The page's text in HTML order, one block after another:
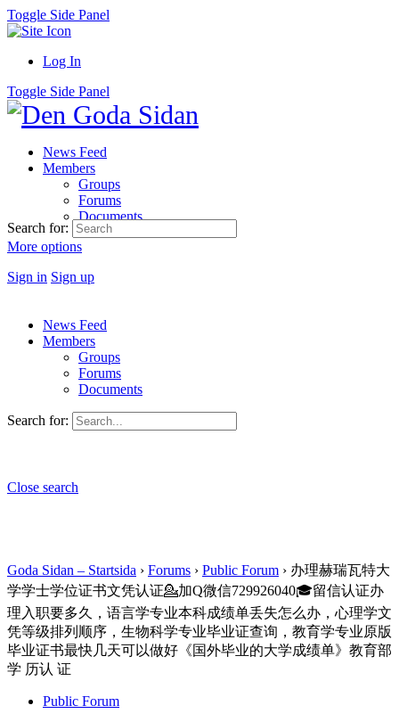
Toggle Side Panel
Log In
Toggle Side Panel
News Feed
Members
Groups
Forums
Documents
More options
Sign in Sign up
Search for:
News Feed
Members
Groups
Forums
Documents
Search for:
Close search
Goda Sidan – Startsida › Forums › Public Forum › 办理赫瑞瓦特大
学学士学位证书文凭认证💁加Q微信729926040🎓留信认证办
理入职要多久，语言学专业本科成绩单丢失怎么办，心理学文
凭等级排列顺序，生物科学专业毕业证查询，教育学专业原版
毕业证书最快几天可以做好《国外毕业的大学成绩单》教育部
学 历认 证
Public Forum